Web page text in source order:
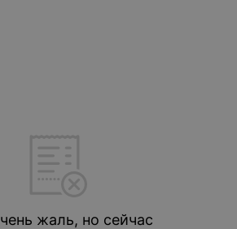
жаль, но сейчас